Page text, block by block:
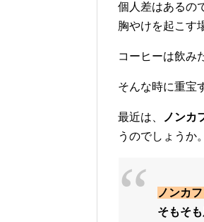
個人差はあるの
胸やけを起こす
コーヒーは飲み
そんな時に重宝
最近は、 ノンカ
うのでしょうか。
ノンカ
そもそ